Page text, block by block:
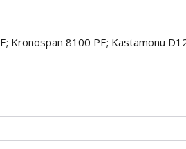
Kronospan 8100 PE; Kastamonu